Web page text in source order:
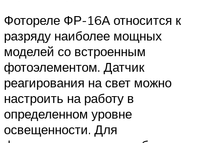
Фотореле ФР-16А относится к
разряду наиболее мощных
моделей со встроенным
фотоэлементом. Датчик
реагирования на свет можно
настроить на работу в
определенном уровне
освещенности. Для